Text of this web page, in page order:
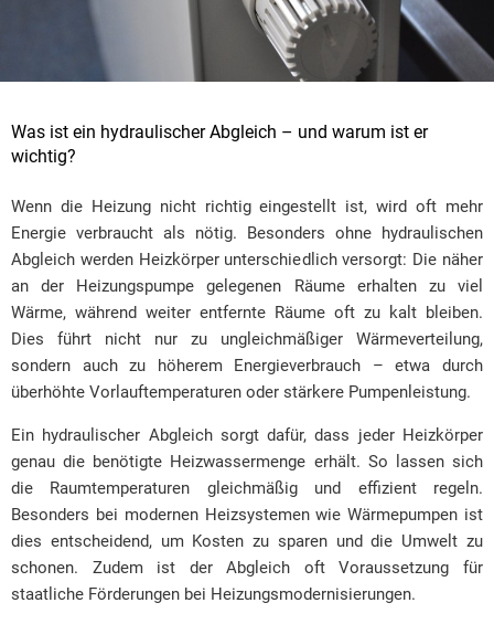
Was ist ein hydraulischer Abgleich – und warum ist er
wichtig?
Wenn die Heizung nicht richtig eingestellt ist, wird oft mehr
Energie verbraucht als nötig. Besonders ohne hydraulischen
Abgleich werden Heizkörper unterschiedlich versorgt: Die näher
an der Heizungspumpe gelegenen Räume erhalten zu viel
Wärme, während weiter entfernte Räume oft zu kalt bleiben.
Dies führt nicht nur zu ungleichmäßiger Wärmeverteilung,
sondern auch zu höherem Energieverbrauch – etwa durch
überhöhte Vorlauftemperaturen oder stärkere Pumpenleistung.
Ein hydraulischer Abgleich sorgt dafür, dass jeder Heizkörper
genau die benötigte Heizwassermenge erhält. So lassen sich
die Raumtemperaturen gleichmäßig und effizient regeln.
Besonders bei modernen Heizsystemen wie Wärmepumpen ist
dies entscheidend, um Kosten zu sparen und die Umwelt zu
schonen. Zudem ist der Abgleich oft Voraussetzung für
staatliche Förderungen bei Heizungsmodernisierungen.